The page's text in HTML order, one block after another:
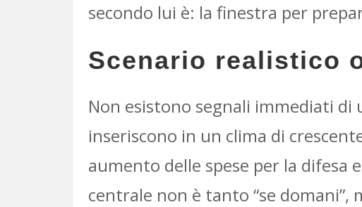
secondo lui è: la finestra per
Scenario realistico
Non esistono segnali immediati
inseriscono in un clima di
aumento delle spese per la
centrale non è tanto “se domani”,